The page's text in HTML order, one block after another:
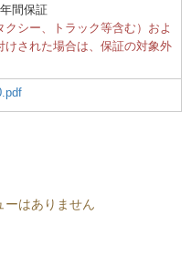
間保証
シー、トラック等含む）およ
けされた場合は、保証の対象外
ーはありません